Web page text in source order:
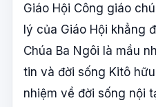
Giáo Hội Công giáo
lý của Giáo Hội khẳng
Chúa Ba Ngôi là mầu
tin và đời sống Kitô
nhiệm về đời sống nội